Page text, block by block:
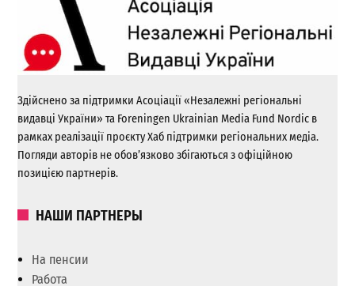
Здійснено за підтримки Асоціації «Незалежні регіональні
видавці України» та Foreningen Ukrainian Media Fund Nordic в
рамках реалізації проєкту Хаб підтримки регіональних медіа.
Погляди авторів не обов’язково збігаються з офіційною
позицією партнерів.
НАШИ ПАРТНЕРЫ
На пенсии
Работа